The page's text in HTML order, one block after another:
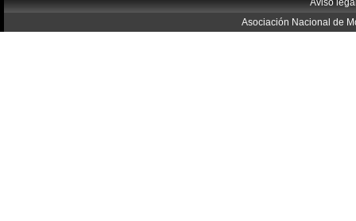
Aviso
Asociación Nacional de